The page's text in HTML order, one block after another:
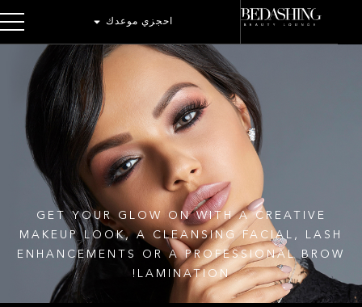
احجزي موعدك
GET YOUR GLOW ON WITH A CREATIVE
MAKEUP LOOK, A CLEANSING FACIAL,
ENHANCEMENTS OR A PROFESSIONAL
LAMINATION!